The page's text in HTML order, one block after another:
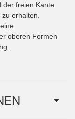
der freien Kante
erhalten.
oberen Formen